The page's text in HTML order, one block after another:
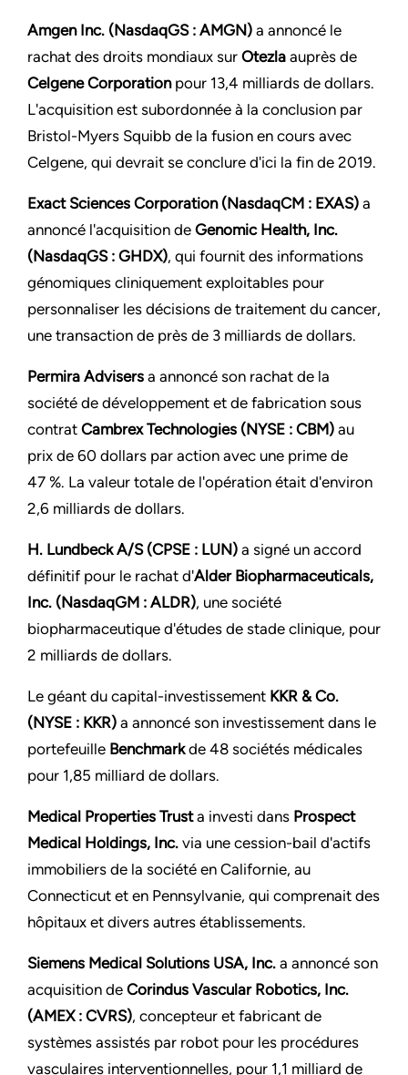
Amgen Inc. (NasdaqGS : AMGN) a annoncé le
rachat des droits mondiaux sur Otezla auprès de
Celgene Corporationpour 13,4 milliards de dollars.
L'acquisition est subordonnée à la conclusion par
Bristol-Myers Squibb de la fusion en cours avec
Celgene, qui devrait se conclure d'ici la fin de 2019.
Exact Sciences Corporation (NasdaqCM : EXAS) a
annoncé l'acquisition de Genomic Health, Inc.
(NasdaqGS : GHDX), qui fournit des informations
génomiques cliniquement exploitables pour
personnaliser les décisions de traitement du cancer,
une transaction de près de 3 milliards de dollars.
Permira Advisers a annoncé son rachat de la
société de développement et de fabrication sous
contrat Cambrex Technologies (NYSE : CBM) au
prix de 60 dollars par action avec une prime de
47 %. La valeur totale de l'opération était d'environ
2,6 milliards de dollars.
H. Lundbeck A/S (CPSE : LUN) a signé un accord
définitif pour le rachat d'Alder Biopharmaceuticals,
Inc. (NasdaqGM : ALDR), une société
biopharmaceutique d'études de stade clinique, pour
2 milliards de dollars.
Le géant du capital-investissement KKR & Co.
(NYSE : KKR) a annoncé son investissement dans le
portefeuille Benchmarkde 48 sociétés médicales
pour 1,85 milliard de dollars.
Medical Properties Trusta investi dans Prospect
Medical Holdings, Inc. via une cession-bail d'actifs
immobiliers de la société en Californie, au
Connecticut et en Pennsylvanie, qui comprenait des
hôpitaux et divers autres établissements.
Siemens Medical Solutions USA, Inc. a annoncé son
acquisition de Corindus Vascular Robotics, Inc.
(AMEX : CVRS), concepteur et fabricant de
systèmes assistés par robot pour les procédures
vasculaires interventionnelles, pour 1,1 milliard de